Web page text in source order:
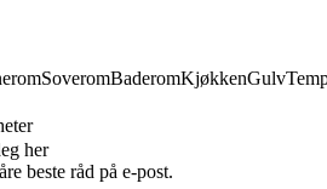
SoveromBaderomKjøkkenGulv
her
beste råd på e-post.